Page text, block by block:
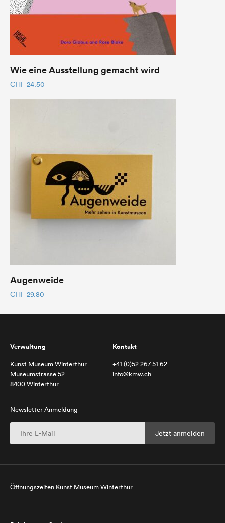
Wie eine Ausstellung gemacht wird
CHF 24.50
Augenweide
CHF 29.80
Verwaltung
Kunst Museum Winterthur
Museumstrasse 52
8400 Winterthur
Kontakt
+41 (0)52 267 51 62
info@kmw.ch
Newsletter Anmeldung
Öffnungszeiten Kunst Museum Winterthur